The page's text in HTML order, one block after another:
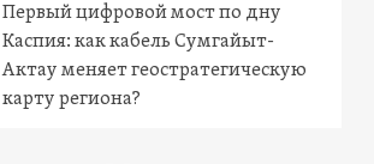
Первый цифровой мост по дну
Каспия: как кабель Сумгайыт-
Актау меняет геостратегическую
карту региона?